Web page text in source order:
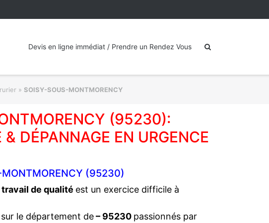
Devis en ligne immédiat / Prendre un Rendez Vous
» SOISY-SOUS-MONTMORENCY
(95230):
DÉPANNAGE EN URGENCE
MONTMORENCY (95230)
travail de qualité est un exercice difficile à
sur le département de– 95230 passionnés par